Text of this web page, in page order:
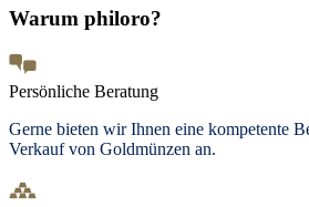
Warum philoro?
Persönliche Beratung
Gerne bieten wir Ihnen eine kompetente
Verkauf von Goldmünzen an.